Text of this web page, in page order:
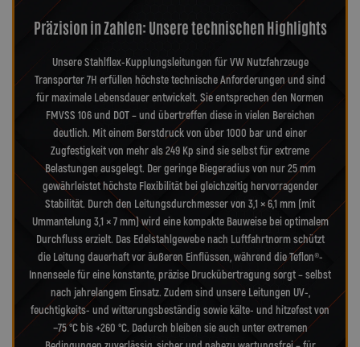
Präzision in Zahlen: Unsere technischen Highlights
Unsere Stahlflex-Kupplungsleitungen für VW Nutzfahrzeuge
Transporter 7H erfüllen höchste technische Anforderungen und sind
für maximale Lebensdauer entwickelt. Sie entsprechen den Normen
FMVSS 106 und DOT – und übertreffen diese in vielen Bereichen
deutlich. Mit einem Berstdruck von über 1000 bar und einer
Zugfestigkeit von mehr als 249 Kp sind sie selbst für extreme
Belastungen ausgelegt. Der geringe Biegeradius von nur 25 mm
gewährleistet höchste Flexibilität bei gleichzeitig hervorragender
Stabilität. Durch den Leitungsdurchmesser von 3,1 × 6,1 mm (mit
Ummantelung 3,1 × 7 mm) wird eine kompakte Bauweise bei optimalem
Durchfluss erzielt. Das Edelstahlgewebe nach Luftfahrtnorm schützt
die Leitung dauerhaft vor äußeren Einflüssen, während die Teflon®-
Innenseele für eine konstante, präzise Druckübertragung sorgt – selbst
nach jahrelangem Einsatz. Zudem sind unsere Leitungen UV-,
feuchtigkeits- und witterungsbeständig sowie kälte- und hitzefest von
−75 °C bis +260 °C. Dadurch bleiben sie auch unter extremen